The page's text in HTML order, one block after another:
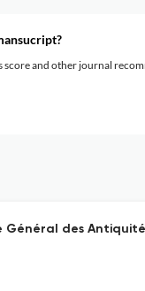
score and other journal
des